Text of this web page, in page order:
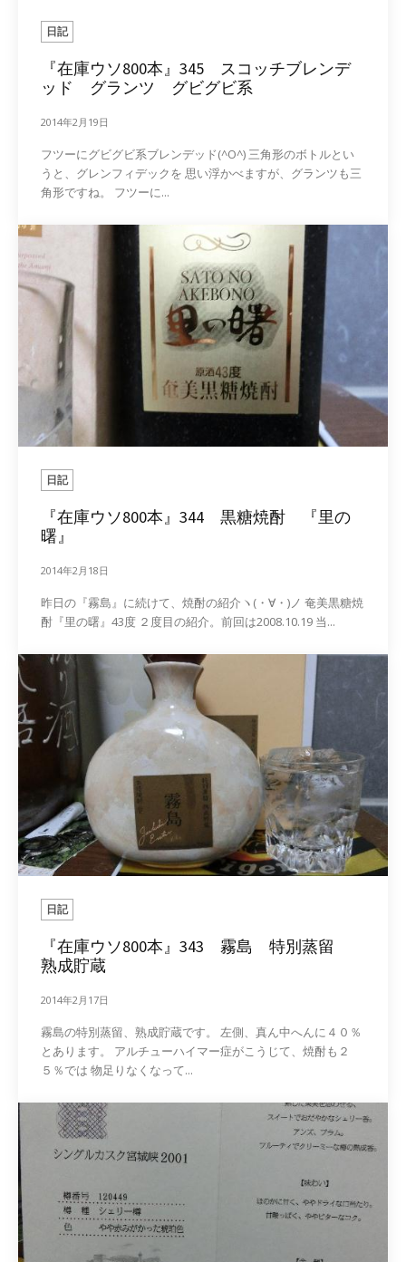
日記
『在庫ウソ800本』345 スコッチブレンデ
ッド グランツ グビグビ系
2014年2月19日
フツーにグビグビ系ブレンデッド(^O^) 三角形のボトルとい
うと、グレンフィデックを 思い浮かべますが、グランツも三
角形ですね。 フツーに...
日記
『在庫ウソ800本』344 黒糖焼酎 『里の
曙』
2014年2月18日
昨日の『霧島』に続けて、焼酎の紹介ヽ(・∀・)ノ 奄美黒糖焼
酎『里の曙』43度 ２度目の紹介。前回は2008.10.19 当...
日記
『在庫ウソ800本』343 霧島 特別蒸留
熟成貯蔵
2014年2月17日
霧島の特別蒸留、熟成貯蔵です。 左側、真ん中へんに４０％
とあります。 アルチューハイマー症がこうじて、焼酎も２
５％では 物足りなくなって...